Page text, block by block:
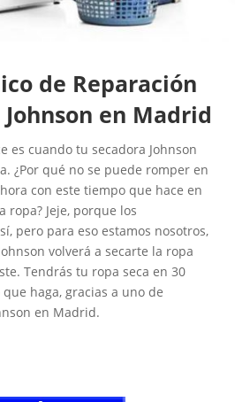
de Reparación
en Madrid
es cuando tu secadora Johnson
¿Por qué no se puede romper en
con este tiempo que hace en
ropa? Jeje, porque los
pero para eso estamos nosotros,
volverá a secarte la ropa
Tendrás tu ropa seca en 30
haga, gracias a uno de
en Madrid.